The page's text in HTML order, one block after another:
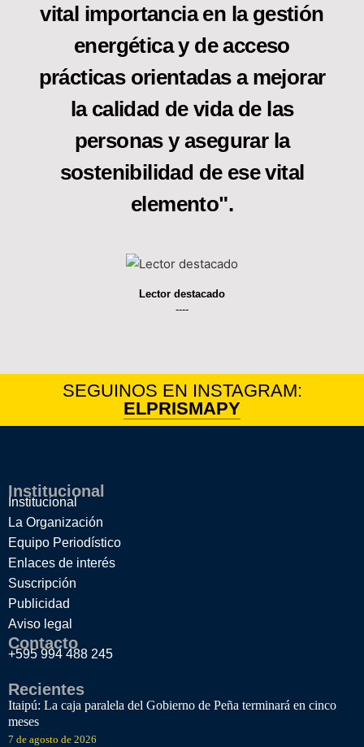
vital importancia en la gestión
energética y de acceso
prácticas orientadas a mejorar
la calidad de vida de las
personas y asegurar la
sostenibilidad de ese vital
elemento".
Lector destacado
----
SEGUINOS EN INSTAGRAM:
ELPRISMAPY
Institucional
Institucional
La Organización
Equipo Periodístico
Enlaces de interés
Suscripción
Publicidad
Aviso legal
Contacto
+595 994 488 245
Recientes
Itaipú: La caja paralela del Gobierno de Peña terminará en cinco
meses
7 de agosto de 2026